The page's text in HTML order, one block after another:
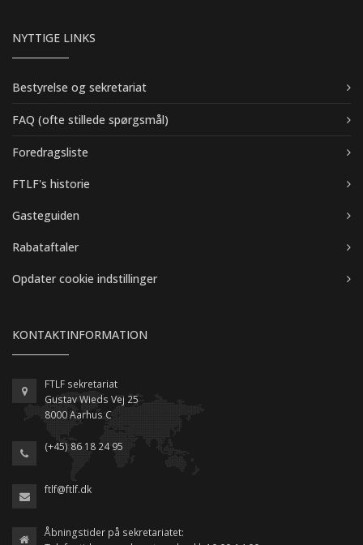
NYTTIGE LINKS
Bestyrelse og sekretariat
FAQ (ofte stillede spørgsmål)
Foredragsliste
FTLF's historie
Gasteguiden
Rabataftaler
Opdater cookie indstillinger
KONTAKTINFORMATION
FTLF sekretariat
Gustav Wieds Vej 25
8000 Aarhus C
(+45) 86 18 24 95
ftlf@ftlf.dk
Åbningstider på sekretariatet: